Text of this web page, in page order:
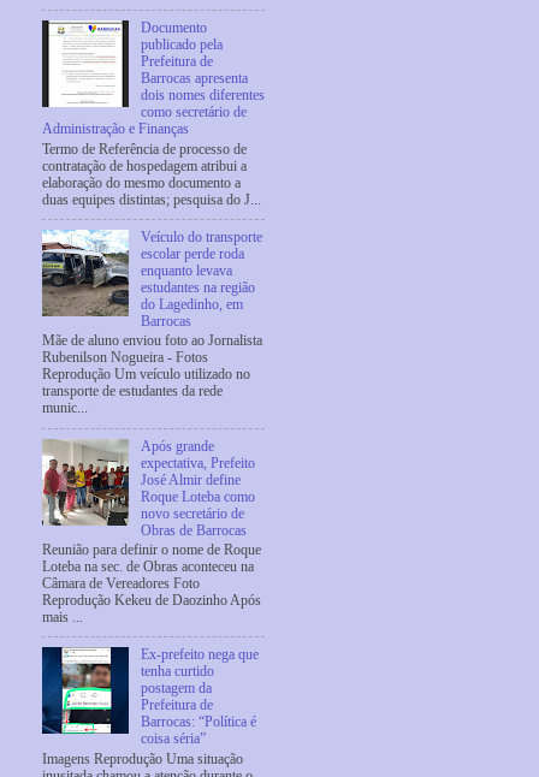
Documento
publicado pela
Prefeitura de
Barrocas apresenta
dois nomes diferentes
como secretário de
Administração e Finanças
Termo de Referência de processo de
contratação de hospedagem atribui a
elaboração do mesmo documento a
duas equipes distintas; pesquisa do J...
Veículo do transporte
escolar perde roda
enquanto levava
estudantes na região
do Lagedinho, em
Barrocas
Mãe de aluno enviou foto ao Jornalista
Rubenilson Nogueira - Fotos
Reprodução Um veículo utilizado no
transporte de estudantes da rede
munic...
Após grande
expectativa, Prefeito
José Almir define
Roque Loteba como
novo secretário de
Obras de Barrocas
Reunião para definir o nome de Roque
Loteba na sec. de Obras aconteceu na
Câmara de Vereadores Foto
Reprodução Kekeu de Daozinho Após
mais ...
Ex-prefeito nega que
tenha curtido
postagem da
Prefeitura de
Barrocas: “Política é
coisa séria”
Imagens Reprodução Uma situação